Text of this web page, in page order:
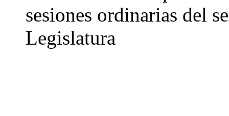
sesiones ordinarias del
Legislatura